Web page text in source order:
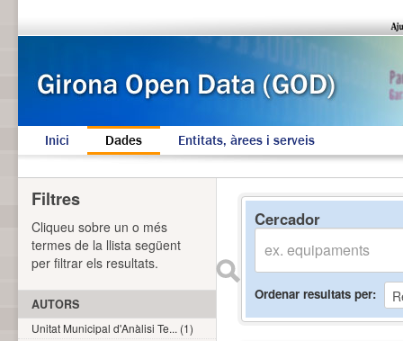
Inici Dades Entitats, àrees i serveis
Cercador
Ordenar resultats per
Filtres
Cliqueu sobre un o més
termes de la llista següent
per filtrar els resultats.
AUTORS
Unitat Municipal d'Anàlisi Te... (1)